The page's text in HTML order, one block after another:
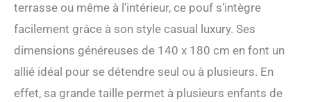
HBCD et conforme à la
norme REACH. Perles EPS
d'environ 3 à 4 mm de
diamètre. Le rembourrage
allemand du pouf est
fabriqué en Allemagne et
est également rempli dans
terrasse ou même à l’intérieur, ce pouf s’intègre
facilement grâce à son style casual luxury. Ses
dimensions généreuses de 140 x 180 cm en font un
allié idéal pour se détendre seul ou à plusieurs. En
effet, sa grande taille permet à plusieurs enfants de